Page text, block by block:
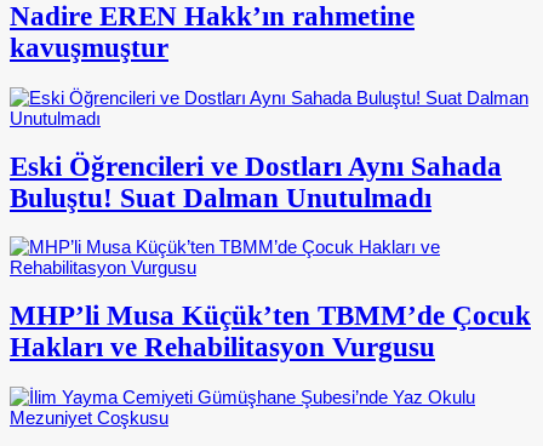
Nadire EREN Hakk’ın rahmetine
kavuşmuştur
Eski Öğrencileri ve Dostları Aynı Sahada
Buluştu! Suat Dalman Unutulmadı
MHP’li Musa Küçük’ten TBMM’de Çocuk
Hakları ve Rehabilitasyon Vurgusu